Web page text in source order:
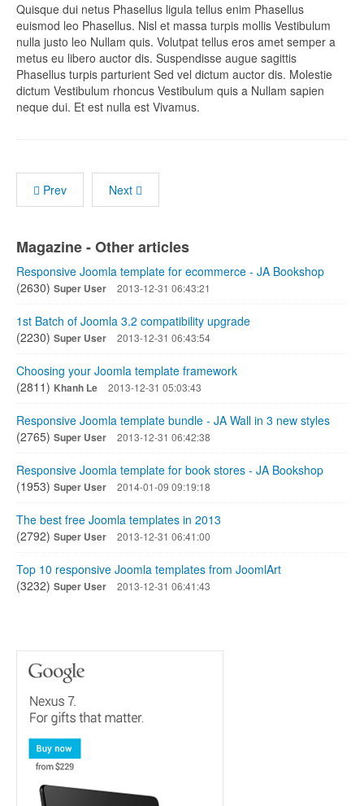
Quisque dui netus Phasellus ligula tellus enim Phasellus
euismod leo Phasellus. Nisl et massa turpis mollis Vestibulum
nulla justo leo Nullam quis. Volutpat tellus eros amet semper a
metus eu libero auctor dis. Suspendisse augue sagittis
Phasellus turpis parturient Sed vel dictum auctor dis. Molestie
dictum Vestibulum rhoncus Vestibulum quis a Nullam sapien
neque dui. Et est nulla est Vivamus.
Prev Next
Magazine - Other articles
Responsive Joomla template for ecommerce - JA Bookshop
(2630) Super User 2013-12-31 06:43:21
1st Batch of Joomla 3.2 compatibility upgrade
(2230) Super User 2013-12-31 06:43:54
Choosing your Joomla template framework
(2811) Khanh Le 2013-12-31 05:03:43
Responsive Joomla template bundle - JA Wall in 3 new styles
(2765) Super User 2013-12-31 06:42:38
Responsive Joomla template for book stores - JA Bookshop
(1953) Super User 2014-01-09 09:19:18
The best free Joomla templates in 2013
(2792) Super User 2013-12-31 06:41:00
Top 10 responsive Joomla templates from JoomlArt
(3232) Super User 2013-12-31 06:41:43